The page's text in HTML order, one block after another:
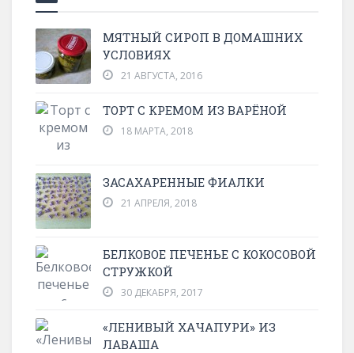
МЯТНЫЙ СИРОП В ДОМАШНИХ
УСЛОВИЯХ
21 АВГУСТА, 2016
ТОРТ С КРЕМОМ ИЗ ВАРЁНОЙ
18 МАРТА, 2018
ЗАСАХАРЕННЫЕ ФИАЛКИ
21 АПРЕЛЯ, 2018
БЕЛКОВОЕ ПЕЧЕНЬЕ С КОКОСОВОЙ
СТРУЖКОЙ
30 ДЕКАБРЯ, 2017
«ЛЕНИВЫЙ ХАЧАПУРИ» ИЗ
ЛАВАША